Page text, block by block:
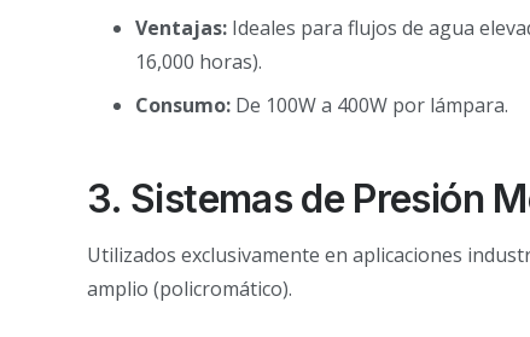
Ventajas: Ideales para flujos de agua
16,000 horas).
Consumo: De 100W a 400W por lámpara.
3. Sistemas de Presión
Utilizados exclusivamente en aplicaciones
amplio (policromático).